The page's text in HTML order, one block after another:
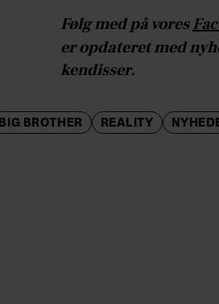
Følg med på vores
er opdateret med
kendisser.
BIG BROTHER REALITY